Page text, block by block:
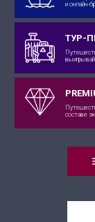
и онлайн-
ТУР-
составе